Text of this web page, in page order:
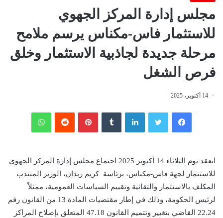
مجلس إدارة المركز الجهوي
للاستثمار فاس-مكناس يرسم ملامح
مرحلة جديدة لجاذبية الاستثمار وخلق
فرص الشغل
14 أكتوبر، 2025
فيسبوك لينكدإن بينتيريست
انعقد يوم الثلاثاء 14 أكتوبر 2025 اجتماع مجلس إدارة المركز الجهوي
للاستثمار لجهة فاس-مكناس، برئاسة كريم زيدان، الوزير المنتدب
المكلف بالاستثمار والتقائية وتقييم السياسات العمومية، ممثلاً
لرئيس الحكومة، وذلك في إطار مقتضيات المادة 13 من القانون رقم
22.24 القاضي بتغيير وتتميم القانون 47.18 المتعلق بإصلاح المراكز